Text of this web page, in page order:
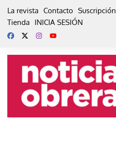
La revista Contacto Suscripción
Tienda
INICIA SESIÓN